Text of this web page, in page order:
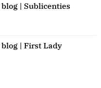
| Sublicenties
| First Lady